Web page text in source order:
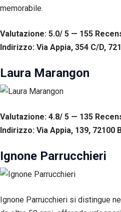
memorabile.
Valutazione: 5.0/ 5 — 155 R
Indirizzo: Via Appia, 354 C/D,
Laura Marangon
Valutazione: 4.8/ 5 — 135 R
Indirizzo: Via Appia, 139, 72100
Ignone Parrucchieri
Ignone Parrucchieri si distingue